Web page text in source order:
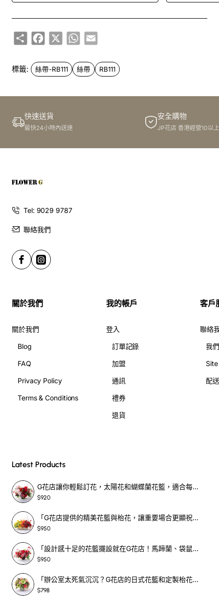
ShareFacebook
X WhatsApp
Email
標籤: 絲帶-RB111 絲帶 RB111
快速送貨
最快24小時內送達
安全購物
JP花店 香港經營10以
Tel: 9029 9787
聯絡我們
關於我們
關於我們
Blog
FAQ
Privacy Policy
Terms & Conditions
我的帳戶
登入
訂單記錄
加盟
通訊
禮券
退貨
客戶
聯絡
我
配
Latest Products
G花店讓你輕鬆訂花，太陽花和蝴蝶蘭花籃，適合每個重要時刻！-SF390
$920
「G花店提供的精美花籃與枱花，讓重要場合更顯祝賀與喜悅，適合各種用場！」-SF398
$950
「設計感十足的花籃擺設就在G花店！馬蹄蘭、袋鼠爪、罌粟花，為你的重大場合增光添彩！」-SF209
$950
「辦公室太死氣沉沉？G花店的日式花籃和定製枱花，為你帶來新鮮感！」-SF465
$798